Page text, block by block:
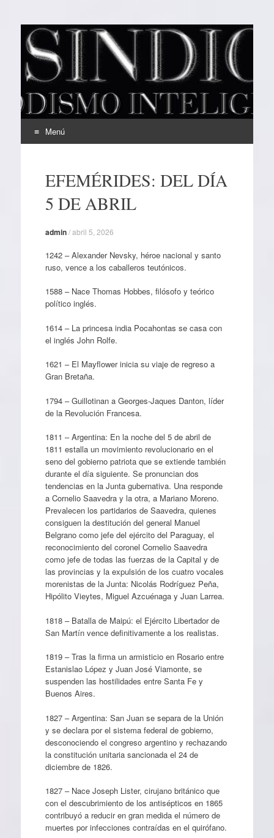
EL SINDICAL
Periodismo Inteligente
Menú
contenidoEFEMÉRIDES: DEL DÍA
5 DE ABRIL
admin/abril 5, 2026
1242 – Alexander Nevsky, héroe nacional y santo
ruso, vence a los caballeros teutónicos.
1588 – Nace Thomas Hobbes, filósofo y teórico
político inglés.
1614 – La princesa india Pocahontas se casa con
el inglés John Rolfe.
1621 – El Mayflower inicia su viaje de regreso a
Gran Bretaña.
1794 – Guillotinan a Georges-Jaques Danton, líder
de la Revolución Francesa.
1811 – Argentina: En la noche del 5 de abril de
1811 estalla un movimiento revolucionario en el
seno del gobierno patriota que se extiende también
durante el día siguiente. Se pronuncian dos
tendencias en la Junta gubernativa. Una responde
a Cornelio Saavedra y la otra, a Mariano Moreno.
Prevalecen los partidarios de Saavedra, quienes
consiguen la destitución del general Manuel
Belgrano como jefe del ejército del Paraguay, el
reconocimiento del coronel Cornelio Saavedra
como jefe de todas las fuerzas de la Capital y de
las provincias y la expulsión de los cuatro vocales
morenistas de la Junta: Nicolás Rodríguez Peña,
Hipólito Vieytes, Miguel Azcuénaga y Juan Larrea.
1818 – Batalla de Maipú: el Ejército Libertador de
San Martín vence definitivamente a los realistas.
1819 – Tras la firma un armisticio en Rosario entre
Estanislao López y Juan José Viamonte, se
suspenden las hostilidades entre Santa Fe y
Buenos Aires.
1827 – Argentina: San Juan se separa de la Unión
y se declara por el sistema federal de gobierno,
desconociendo el congreso argentino y rechazando
la constitución unitaria sancionada el 24 de
diciembre de 1826.
1827 – Nace Joseph Lister, cirujano británico que
con el descubrimiento de los antisépticos en 1865
contribuyó a reducir en gran medida el número de
muertes por infecciones contraídas en el quirófano.